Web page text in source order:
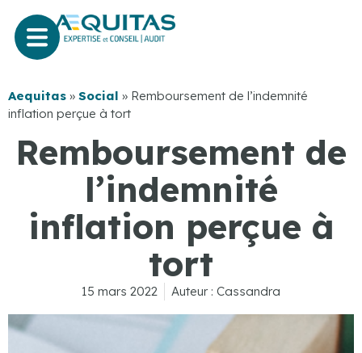
Aequitas » Social » Remboursement de l’indemnité
inflation perçue à tort
Remboursement de
l’indemnité
inflation perçue à
tort
15 mars 2022 Auteur : Cassandra